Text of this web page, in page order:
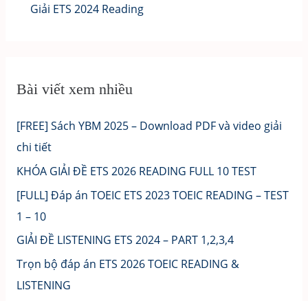
Giải ETS 2024 Reading
Bài viết xem nhiều
[FREE] Sách YBM 2025 – Download PDF và video giải
chi tiết
KHÓA GIẢI ĐỀ ETS 2026 READING FULL 10 TEST
[FULL] Đáp án TOEIC ETS 2023 TOEIC READING – TEST
1 – 10
GIẢI ĐỀ LISTENING ETS 2024 – PART 1,2,3,4
Trọn bộ đáp án ETS 2026 TOEIC READING &
LISTENING